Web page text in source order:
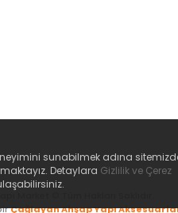
Çağlayan Ahşap Yapı
sunabilmek adına
Detaylara Gizlilik ve Çerez